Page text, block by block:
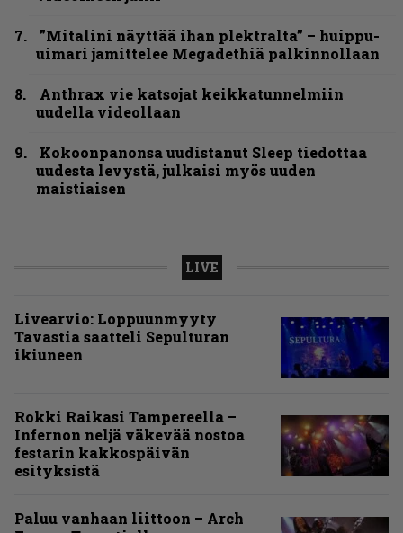
”Mitalini näyttää ihan plektralta” – huippu-
uimari jamittelee Megadethiä palkinnollaan
Anthrax vie katsojat keikkatunnelmiin
uudella videollaan
Kokoonpanonsa uudistanut Sleep tiedottaa
uudesta levystä, julkaisi myös uuden
maistiaisen
LIVE
Livearvio: Loppuunmyyty
Tavastia saatteli Sepulturan
ikiuneen
Rokki Raikasi Tampereella –
Infernon neljä väkevää nostoa
festarin kakkospäivän
esityksistä
Paluu vanhaan liittoon – Arch